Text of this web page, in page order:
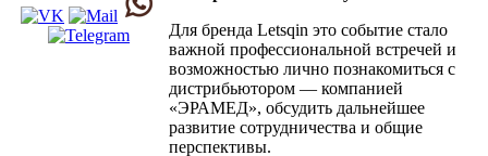
Для бренда Letsqin это событие стало
важной профессиональной встречей и
возможностью лично познакомиться с
дистрибьютором — компанией
«ЭРАМЕД», обсудить дальнейшее
развитие сотрудничества и общие
перспективы.